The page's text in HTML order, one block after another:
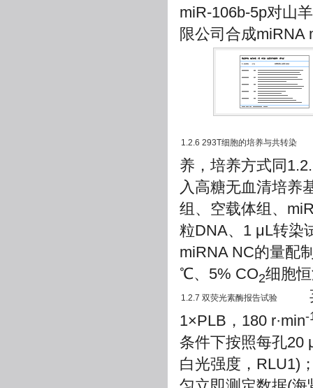
miR-106b-5p对山
限公司合成miRNA
1.2.6 293T细胞的培养与共转染
养，培养方式同
入高糖无血清培养
组、空载体组、
粒DNA、1 μL转染
miRNA NC的量配
℃、5% CO2细胞
1.2.7 双荧光素酶报告试验
弃
1×PLB，180 r·min-
条件下按照每孔20
白光强度，RLU1)